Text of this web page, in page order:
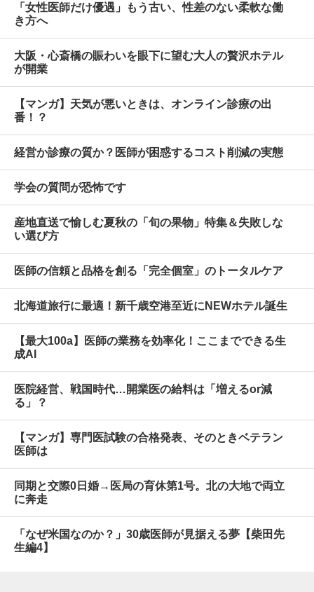
「女性医師だけ優遇」もう古い、性差のない柔軟な働
き方へ
大阪・心斎橋の賑わいを眼下に望む大人の贅沢ホテル
が開業
【マンガ】天気が悪いときは、オンライン診療の出
番！？
経営か診療の質か？医師が困惑するコスト削減の実態
学会の質問が恐怖です
産地直送で愉しむ夏秋の「旬の果物」特集＆失敗しな
い選び方
医師の信頼と品格を創る「完全個室」のトータルケア
北海道旅行に最適！新千歳空港至近にNEWホテル誕生
【最大100a】医師の業務を効率化！ここまでできる生
成AI
医院経営、戦国時代…開業医の給料は「増えるor減
る」？
【マンガ】専門医試験の合格発表、そのときベテラン
医師は
同期と交際0日婚→医局の育休第1号。北の大地で両立
に奔走
「なぜ米国なのか？」30歳医師が見据える夢【柴田先
生編4】